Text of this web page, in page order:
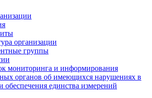
организации
группы
мониторинга и информирования
органов об имеющихся нарушениях в
обеспечения единства измерений